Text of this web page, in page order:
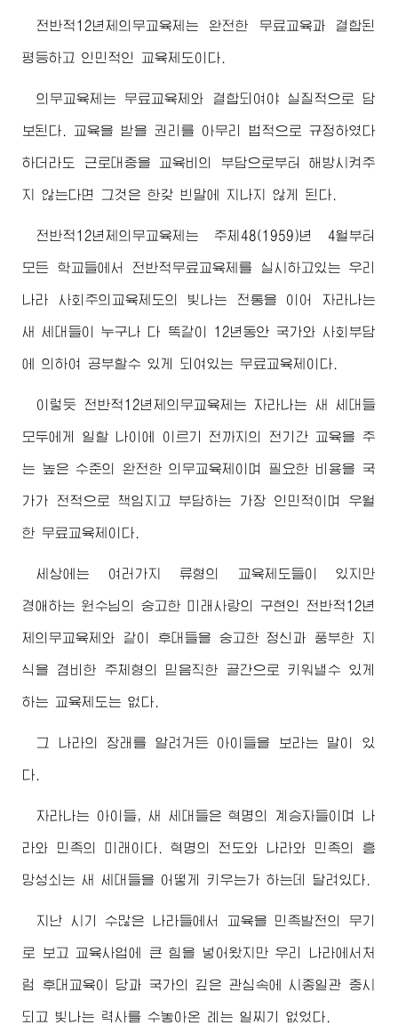
전반적12년제의무교육제는 완전한 무료교육과 결합된
평등하고 인민적인 교육제도이다.
의무교육제는 무료교육제와 결합되여야 실질적으로 담
보된다. 교육을 받을 권리를 아무리 법적으로 규정하였다
하더라도 근로대중을 교육비의 부담으로부터 해방시켜주
지 않는다면 그것은 한갖 빈말에 지나지 않게 된다.
전반적12년제의무교육제는 주체48(1959)년 4월부터
모든 학교들에서 전반적무료교육제를 실시하고있는 우리
나라 사회주의교육제도의 빛나는 전통을 이어 자라나는
새 세대들이 누구나 다 똑같이 12년동안 국가와 사회부담
에 의하여 공부할수 있게 되여있는 무료교육제이다.
이렇듯 전반적12년제의무교육제는 자라나는 새 세대들
모두에게 일할 나이에 이르기 전까지의 전기간 교육을 주
는 높은 수준의 완전한 의무교육제이며 필요한 비용을 국
가가 전적으로 책임지고 부담하는 가장 인민적이며 우월
한 무료교육제이다.
세상에는 여러가지 류형의 교육제도들이 있지만
경애하는 원수님 의 숭고한 미래사랑의 구현인 전반적12년
제의무교육제와 같이 후대들을 숭고한 정신과 풍부한 지
식을 겸비한 주체형의 믿음직한 골간으로 키워낼수 있게
하는 교육제도는 없다.
그 나라의 장래를 알려거든 아이들을 보라는 말이 있
다.
자라나는 아이들, 새 세대들은 혁명의 계승자들이며 나
라와 민족의 미래이다. 혁명의 전도와 나라와 민족의 흥
망성쇠는 새 세대들을 어떻게 키우는가 하는데 달려있다.
지난 시기 수많은 나라들에서 교육을 민족발전의 무기
로 보고 교육사업에 큰 힘을 넣어왔지만 우리 나라에서처
럼 후대교육이 당과 국가의 깊은 관심속에 시종일관 중시
되고 빛나는 력사를 수놓아온 례는 일찌기 없었다.